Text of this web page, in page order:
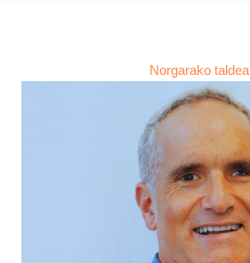
Norgarako taldea